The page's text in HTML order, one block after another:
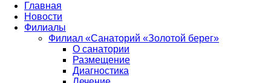
Главная
Новости
Филиалы
Филиал «Санаторий «Золотой берег»
О санатории
Размещение
Диагностика